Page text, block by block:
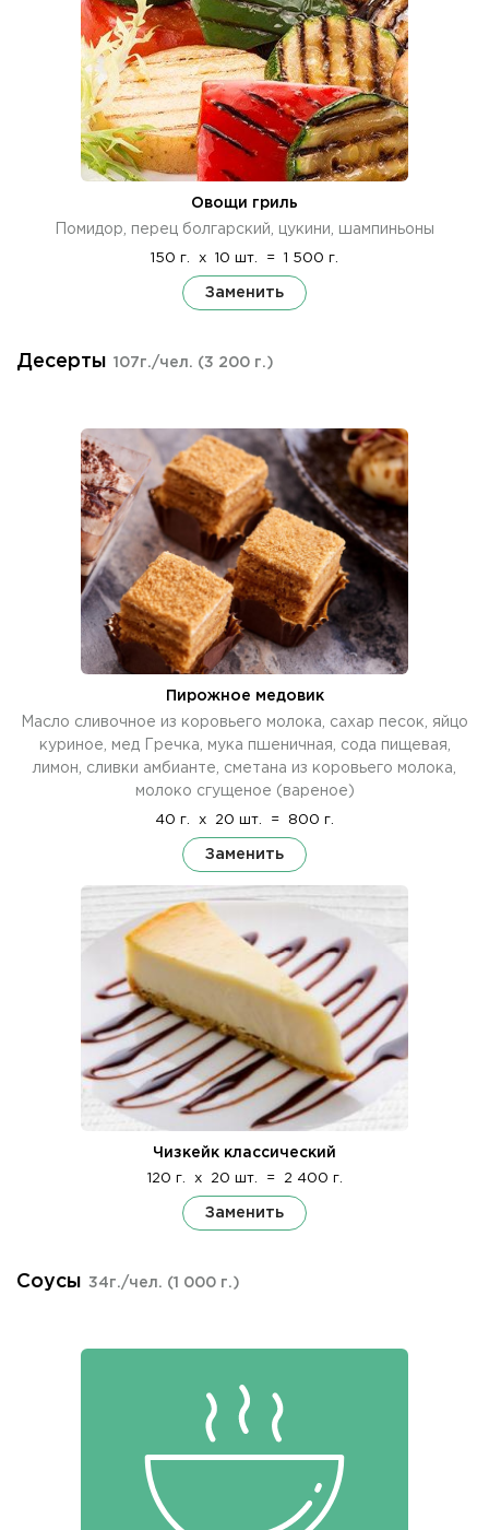
Овощи гриль
Помидор, перец болгарский, цукини, шампиньоны
150 г. x 10 шт. = 1 500 г.
Заменить
Десерты 107г./чел. (3 200 г.)
Пирожное медовик
Масло сливочное из коровьего молока, сахар песок, яйцо
куриное, мед Гречка, мука пшеничная, сода пищевая,
лимон, сливки амбианте, сметана из коровьего молока,
молоко сгущеное (вареное)
40 г. x 20 шт. = 800 г.
Заменить
Чизкейк классический
120 г. x 20 шт. = 2 400 г.
Заменить
Соусы 34г./чел. (1 000 г.)